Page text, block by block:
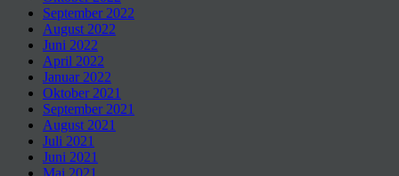
September 2022
August 2022
Juni 2022
April 2022
Januar 2022
Oktober 2021
September 2021
August 2021
Juli 2021
Juni 2021